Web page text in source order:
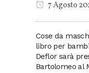
7 Agosto
Cose da
libro per
Deflor sarà
Bartolomeo al